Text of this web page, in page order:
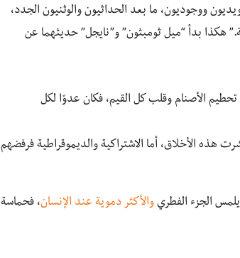
ووجوديون، ما بعد الحداثيون والوثنيون الجدد،
هكذا بدأ “ميل ثومبثون” و”نايجل” حديثهما عن
الأصنام وقلب كل القيم، فكان عدوًا لكل
هذه الأخلاق، أما الاشتراكية والديموقراطية فرفضهم
الجزء الفطري والأكثر دموية عند الإنسان، فحماسة